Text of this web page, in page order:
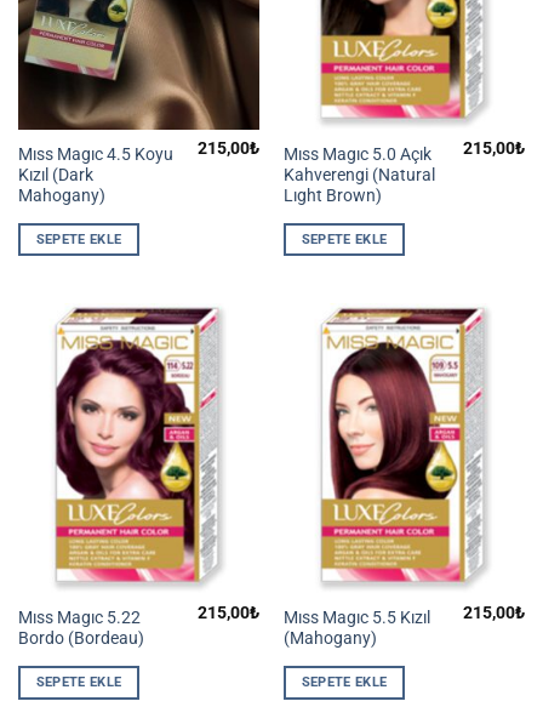
Mıss Magıc 4.5 Koyu
Kızıl (Dark
Mahogany)
215,00₺
SEPETE EKLE
Mıss Magıc 5.0 Açık
Kahverengi (Natural
Lıght Brown)
215,00₺
SEPETE EKLE
Mıss Magıc 5.22
Bordo (Bordeau)
215,00₺
SEPETE EKLE
Mıss Magıc 5.5 Kızıl
(Mahogany)
215,00₺
SEPETE EKLE